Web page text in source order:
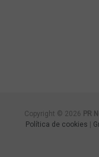
Copyright © 2026 PR
Política de cookies |